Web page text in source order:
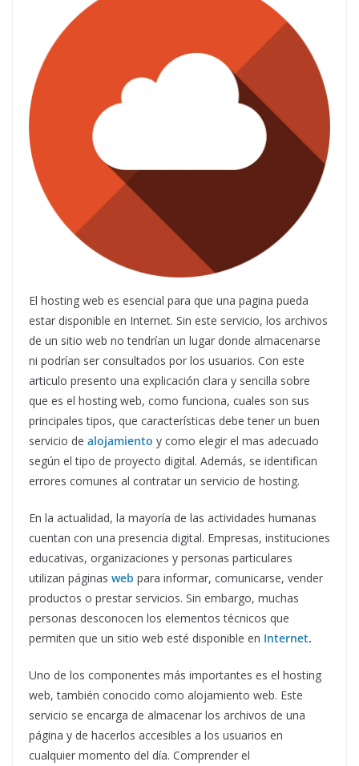
El hosting web es esencial para que una pagina pueda
estar disponible en Internet. Sin este servicio, los archivos
de un sitio web no tendrían un lugar donde almacenarse
ni podrían ser consultados por los usuarios. Con este
articulo presento una explicación clara y sencilla sobre
que es el hosting web, como funciona, cuales son sus
principales tipos, que características debe tener un buen
servicio de alojamiento y como elegir el mas adecuado
según el tipo de proyecto digital. Además, se identifican
errores comunes al contratar un servicio de hosting.
En la actualidad, la mayoría de las actividades humanas
cuentan con una presencia digital. Empresas, instituciones
educativas, organizaciones y personas particulares
utilizan páginas web para informar, comunicarse, vender
productos o prestar servicios. Sin embargo, muchas
personas desconocen los elementos técnicos que
permiten que un sitio web esté disponible en Internet.
Uno de los componentes más importantes es el hosting
web, también conocido como alojamiento web. Este
servicio se encarga de almacenar los archivos de una
página y de hacerlos accesibles a los usuarios en
cualquier momento del día. Comprender el